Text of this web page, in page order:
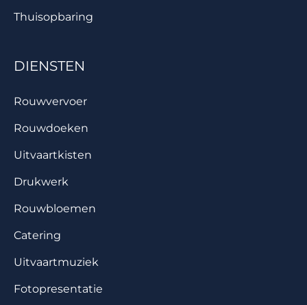
Thuisopbaring
DIENSTEN
Rouwvervoer
Rouwdoeken
Uitvaartkisten
Drukwerk
Rouwbloemen
Catering
Uitvaartmuziek
Fotopresentatie